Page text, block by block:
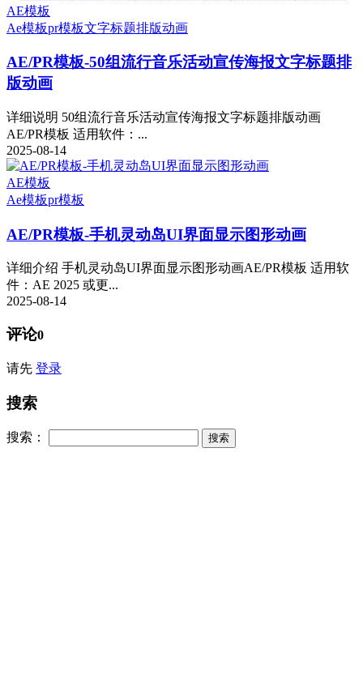
AE模板
Ae模板pr模板文字标题排版动画
AE/PR模板-50组流行音乐活动宣传海报文字标题排
版动画
详细说明 50组流行音乐活动宣传海报文字标题排版动画
AE/PR模板 适用软件：...
2025-08-14
AE模板
Ae模板pr模板
AE/PR模板-手机灵动岛UI界面显示图形动画
详细介绍 手机灵动岛UI界面显示图形动画AE/PR模板 适用软
件：AE 2025 或更...
2025-08-14
评论0
请先 登录
搜索
搜索：